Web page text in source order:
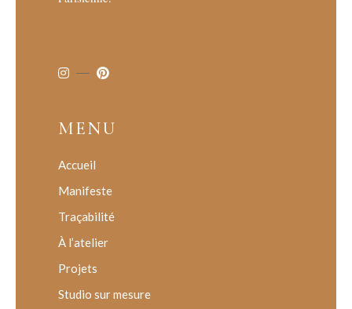
MENU
Accueil
Manifeste
Traçabilité
À l’atelier
Projets
Studio sur mesure